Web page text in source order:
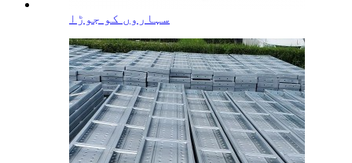
سہاروں کو جوڑا